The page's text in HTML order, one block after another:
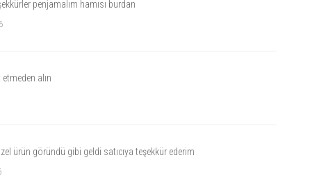
penjamalım hamısı burdan
alın
ürün göründü gibi geldi satıcıya teşekkür ederim